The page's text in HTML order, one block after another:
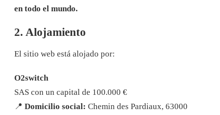
en todo el mundo.
2. Alojamiento
El sitio web está alojado por:
O2switch
SAS con un capital de 100.000 €
📍 Domicilio social: Chemin des Pardiaux, 63000